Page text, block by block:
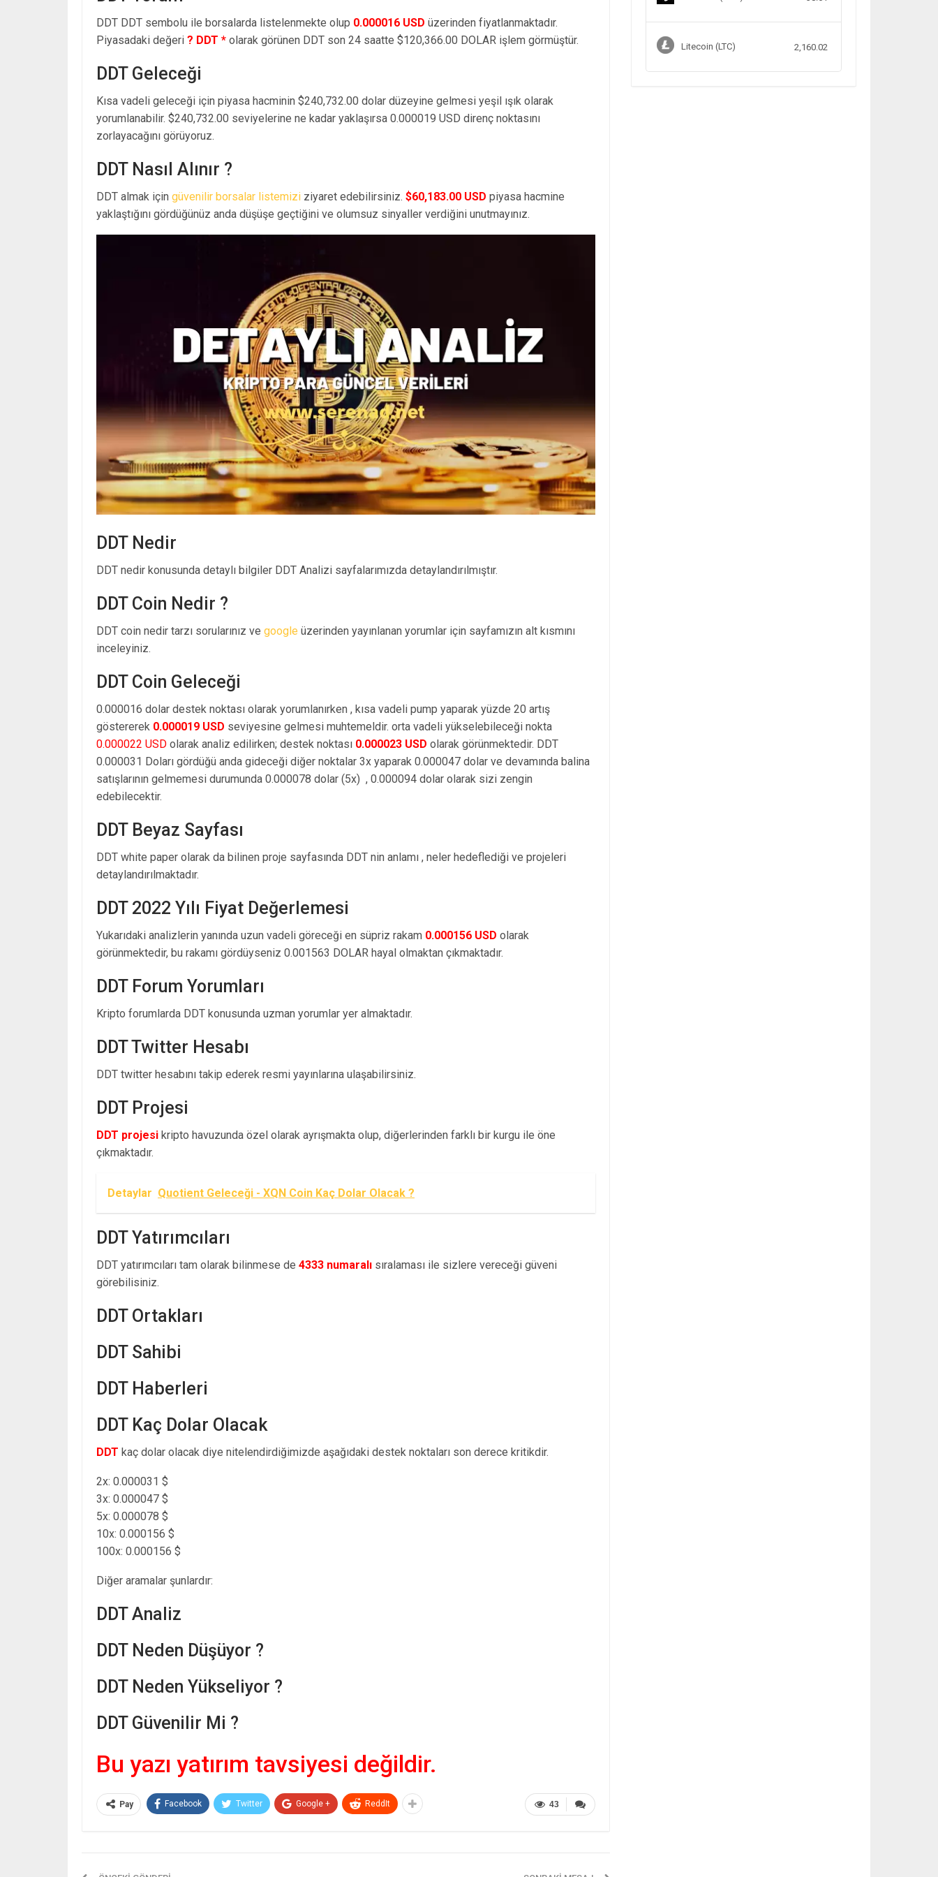
DDT DDT sembolu ile borsalarda listelenmekte olup 0.000016 USD üzerinden fiyatlanmaktadır.
Piyasadaki değeri ? DDT * olarak görünen DDT son 24 saatte $120,366.00 DOLAR işlem görmüştür.
DDT Geleceği
Kısa vadeli geleceği için piyasa hacminin $240,732.00 dolar düzeyine gelmesi yeşil ışık olarak
yorumlanabilir. $240,732.00 seviyelerine ne kadar yaklaşırsa 0.000019 USD direnç noktasını
zorlayacağını görüyoruz.
DDT Nasıl Alınır ?
DDT almak için güvenilir borsalar listemizi ziyaret edebilirsiniz. $60,183.00 USD piyasa hacmine
yaklaştığını gördüğünüz anda düşüşe geçtiğini ve olumsuz sinyaller verdiğini unutmayınız.
DDT Nedir
DDT nedir konusunda detaylı bilgiler DDT Analizi sayfalarımızda detaylandırılmıştır.
DDT Coin Nedir ?
DDT coin nedir tarzı sorularınız ve google üzerinden yayınlanan yorumlar için sayfamızın alt kısmını
inceleyiniz.
DDT Coin Geleceği
0.000016 dolar destek noktası olarak yorumlanırken , kısa vadeli pump yaparak yüzde 20 artış
göstererek 0.000019 USD seviyesine gelmesi muhtemeldir. orta vadeli yükselebileceği nokta
0.000022 USD olarak analiz edilirken; destek noktası 0.000023 USD olarak görünmektedir. DDT
0.000031 Doları gördüğü anda gideceği diğer noktalar 3x yaparak 0.000047 dolar ve devamında balina
satışlarının gelmemesi durumunda 0.000078 dolar (5x) , 0.000094 dolar olarak sizi zengin
edebilecektir.
DDT Beyaz Sayfası
DDT white paper olarak da bilinen proje sayfasında DDT nin anlamı , neler hedeflediği ve projeleri
detaylandırılmaktadır.
DDT 2022 Yılı Fiyat Değerlemesi
Yukarıdaki analizlerin yanında uzun vadeli göreceği en süpriz rakam 0.000156 USD olarak
görünmektedir, bu rakamı gördüyseniz 0.001563 DOLAR hayal olmaktan çıkmaktadır.
DDT Forum Yorumları
Kripto forumlarda DDT konusunda uzman yorumlar yer almaktadır.
DDT Twitter Hesabı
DDT twitter hesabını takip ederek resmi yayınlarına ulaşabilirsiniz.
DDT Projesi
DDT projesi kripto havuzunda özel olarak ayrışmakta olup, diğerlerinden farklı bir kurgu ile öne
çıkmaktadır.
Detaylar Quotient Geleceği - XQN Coin Kaç Dolar Olacak ?
DDT Yatırımcıları
DDT yatırımcıları tam olarak bilinmese de 4333 numaralı sıralaması ile sizlere vereceği güveni
görebilisiniz.
DDT Ortakları
DDT Sahibi
DDT Haberleri
DDT Kaç Dolar Olacak
DDT kaç dolar olacak diye nitelendirdiğimizde aşağıdaki destek noktaları son derece kritikdir.
2x: 0.000031 $
3x: 0.000047 $
5x: 0.000078 $
10x: 0.000156 $
100x: 0.000156 $
Diğer aramalar şunlardır:
DDT Analiz
DDT Neden Düşüyor ?
DDT Neden Yükseliyor ?
DDT Güvenilir Mi ?
Bu yazı yatırım tavsiyesi değildir.
43
Pay Facebook Twitter Google + ReddIt
Litecoin (LTC) 2,160.02